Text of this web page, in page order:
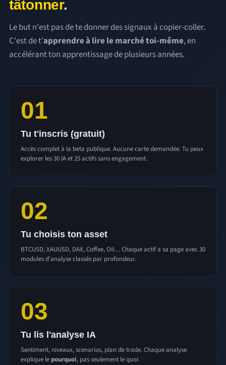
tâtonner.
Le but n'est pas de te donner des signaux à copier-coller.
C'est de t'apprendre à lire le marché toi-même, en
accélérant ton apprentissage de plusieurs années.
01
Tu t'inscris (gratuit)
Accès complet à la beta publique. Aucune carte demandée. Tu peux
explorer les 30 IA et 25 actifs sans engagement.
02
Tu choisis ton asset
BTCUSD, XAUUSD, DAX, Coffee, Oil… Chaque actif a sa page avec 30
modules d'analyse classés par profondeur.
03
Tu lis l'analyse IA
Sentiment, niveaux, scenarios, plan de trade. Chaque analyse
explique le pourquoi, pas seulement le quoi.